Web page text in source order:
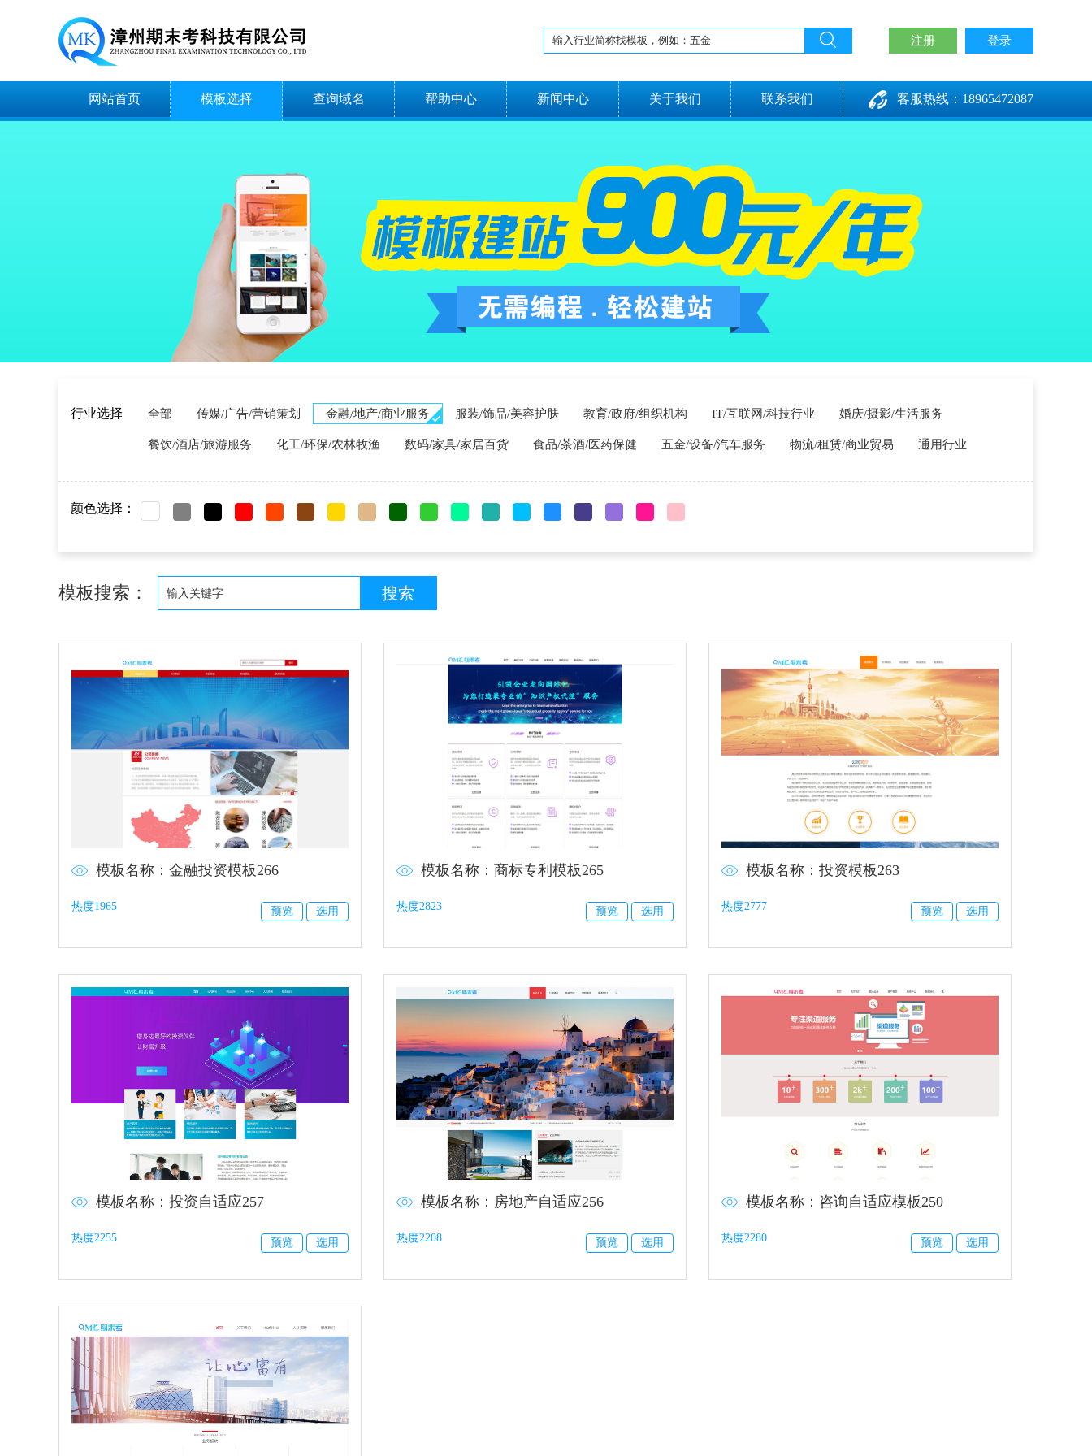
注册 登录
网站首页 模板选择 查询域名 帮助中心 新闻中心 关于我们 联系我们 客服热线：18965472087
行业选择 全部 传媒/广告/营销策划 金融/地产/商业服务 服装/饰品/美容护肤 教育/政府/组织机构 IT/互联网/科技行业 婚庆/摄影/生活服务
餐饮/酒店/旅游服务 化工/环保/农林牧渔 数码/家具/家居百货 食品/茶酒/医药保健 五金/设备/汽车服务 物流/租赁/商业贸易 通用行业
颜色选择：
模板搜索：
模板名称：金融投资模板266
热度1965 预览 选用
模板名称：商标专利模板265
热度2823 预览 选用
模板名称：投资模板263
热度2777 预览 选用
模板名称：投资自适应257
热度2255 预览 选用
模板名称：房地产自适应256
热度2208 预览 选用
模板名称：咨询自适应模板250
热度2280 预览 选用